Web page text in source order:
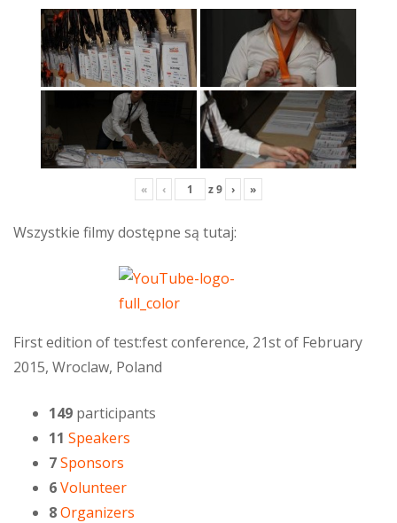
« ‹ z9 › »
Wszystkie filmy dostępne są tutaj:
First edition of test:fest conference, 21st of February
2015, Wroclaw, Poland
149 participants
11 Speakers
7Sponsors
6Volunteer
8Organizers